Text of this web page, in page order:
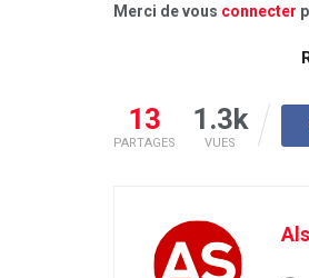
Merci de vous connecter
13
PARTAGES
1.3k
VUES